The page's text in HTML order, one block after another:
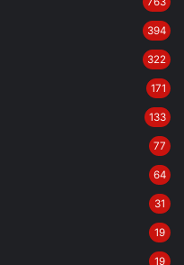
394
322
171
133
77
64
31
19
19